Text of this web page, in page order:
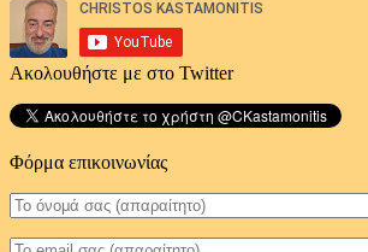
Ακολουθήστε με στο Twitter
Φόρμα επικοινωνίας